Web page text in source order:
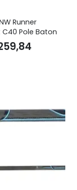
Runner
C40 Pole Baton